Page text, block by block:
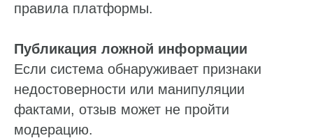
правила платформы.
Публикация ложной информации
Если система обнаруживает признаки
недостоверности или манипуляции
фактами, отзыв может не пройти
модерацию.
Ответим на ваши вопросы
Пн — пт: 10:00–19:00
Ваше имя*
Оставьте заявку, и мы расскажем,
как наладить работу с репутацией,
отзывами и данными на онлайн-картах